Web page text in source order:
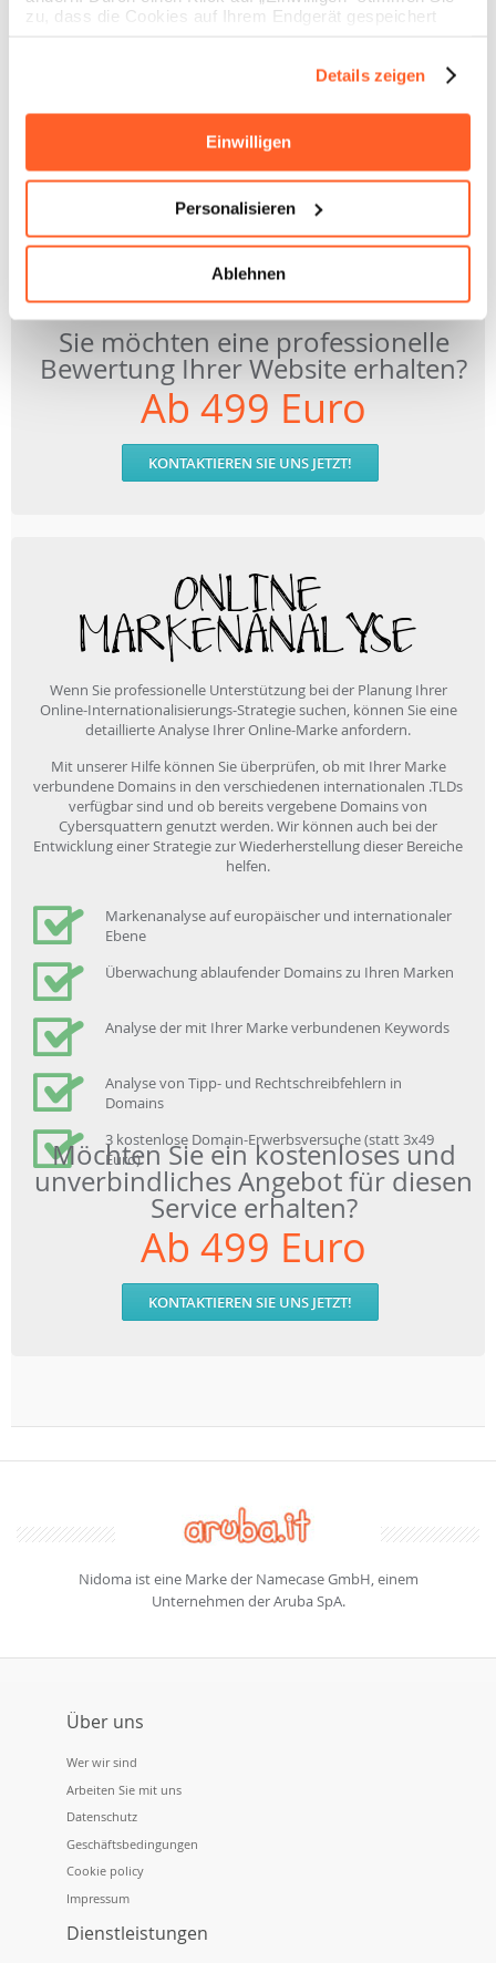
zu, dass die Cookies auf Ihrem Endgerät gespeichert
Details zeigen
Einwilligen
Personalisieren
Ablehnen
Website durch einen unserer erfahrenen Broker
Unsere Bewertung des aktuellen Marktwertes der
Domain.
Sie möchten eine professionelle
Bewertung Ihrer Website erhalten?
Ab 499 Euro
KONTAKTIEREN SIE UNS JETZT!
ONLINE
MARKENANALYSE
Wenn Sie professionelle Unterstützung bei der Planung Ihrer
Online-Internationalisierungs-Strategie suchen, können Sie eine
detaillierte Analyse Ihrer Online-Marke anfordern.
Mit unserer Hilfe können Sie überprüfen, ob mit Ihrer Marke
verbundene Domains in den verschiedenen internationalen .TLDs
verfügbar sind und ob bereits vergebene Domains von
Cybersquattern genutzt werden. Wir können auch bei der
Entwicklung einer Strategie zur Wiederherstellung dieser Bereiche
helfen.
Markenanalyse auf europäischer und internationaler
Ebene
Überwachung ablaufender Domains zu Ihren Marken
Analyse der mit Ihrer Marke verbundenen Keywords
Analyse von Tipp- und Rechtschreibfehlern in
Domains
3 kostenlose Domain-Erwerbsversuche (statt 3x49
Euro)
Möchten Sie ein kostenloses und
unverbindliches Angebot für diesen
Service erhalten?
Ab 499 Euro
KONTAKTIEREN SIE UNS JETZT!
Nidoma ist eine Marke der Namecase GmbH, einem
Unternehmen der Aruba SpA.
Über uns
Wer wir sind
Arbeiten Sie mit uns
Datenschutz
Geschäftsbedingungen
Cookie policy
Impressum
Dienstleistungen